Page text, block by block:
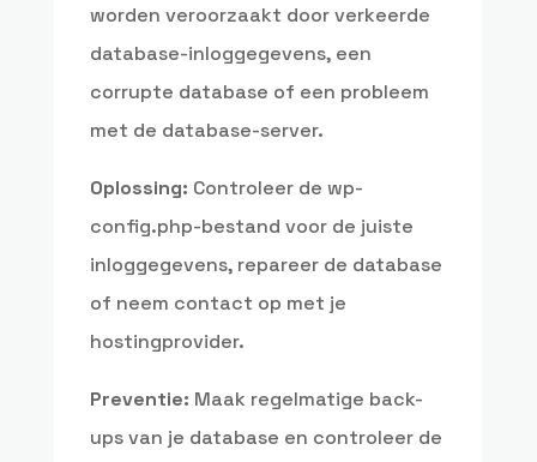
worden veroorzaakt door verkeerde
database-inloggegevens, een
corrupte database of een probleem
met de database-server.
Oplossing: Controleer de wp-
config.php-bestand voor de juiste
inloggegevens, repareer de database
of neem contact op met je
hostingprovider.
Preventie: Maak regelmatige back-
ups van je database en controleer de